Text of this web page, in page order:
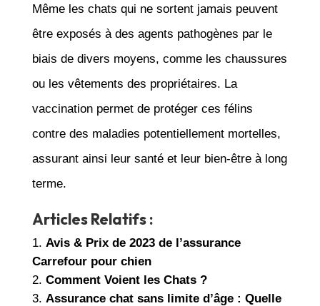
Même les chats qui ne sortent jamais peuvent
être exposés à des agents pathogènes par le
biais de divers moyens, comme les chaussures
ou les vêtements des propriétaires. La
vaccination permet de protéger ces félins
contre des maladies potentiellement mortelles,
assurant ainsi leur santé et leur bien-être à long
terme.
Articles Relatifs :
Avis & Prix de 2023 de l’assurance
Carrefour pour chien
Comment Voient les Chats ?
Assurance chat sans limite d’âge : Quelle